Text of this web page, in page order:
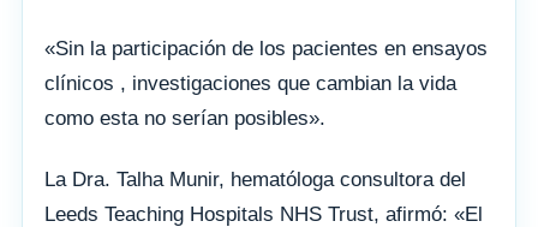
«Sin la participación de los pacientes en ensayos
clínicos , investigaciones que cambian la vida
como esta no serían posibles».
La Dra. Talha Munir, hematóloga consultora del
Leeds Teaching Hospitals NHS Trust, afirmó: «El